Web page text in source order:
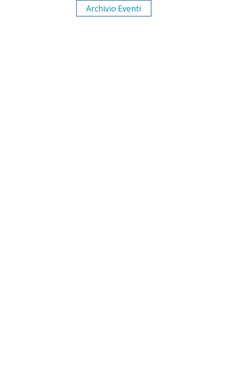
Archivio Eventi